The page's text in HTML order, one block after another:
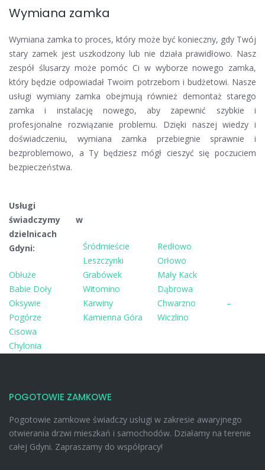
Wymiana zamka
Wymiana zamka to proces, który może być konieczny, gdy Twój
stary zamek jest uszkodzony lub nie działa prawidłowo. Nasz
zespół ślusarzy może pomóc Ci w wyborze nowego zamka,
który będzie odpowiadał Twoim potrzebom i budżetowi. Nasze
usługi wymiany zamka obejmują również demontaż starego
zamka i instalację nowego, aby zapewnić szybkie i
profesjonalne rozwiązanie problemu. Dzięki naszej wiedzy i
doświadczeniu, wymiana zamka przebiegnie sprawnie i
bezproblemowo, a Ty będziesz mógł cieszyć się poczuciem
bezpieczeństwa.
Usługi
świadczymy w
dzielnicach
Gdyni:
Obłuże
Babie Doły
Oksywie
Pogórze
Cisowa
Chylonia
Śródmieście
Leszczynki
Grabówek
Witomino
Karwiny
Kamienna Góra
Redłowo
Orłowo
Mały Kack
Dąbrowa
Chwarzno –
Wiczlino
POGOTOWIE ZAMKOWE
Pogotowie zamkowe świadczy usługi w zakresie awaryjnego
otwierania drzwi mieszkań i samochodów. Działamy na terenie
całej Gdyni. Zapraszamy do współpracy!